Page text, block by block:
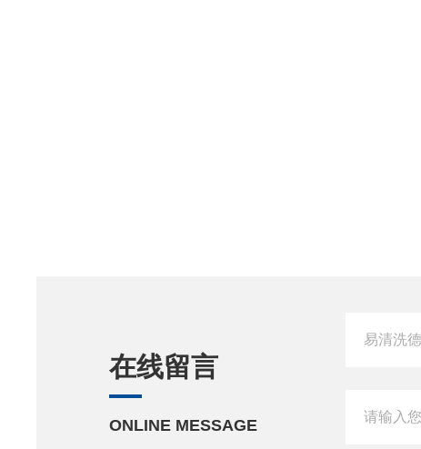
在线留言
ONLINE MESSAGE